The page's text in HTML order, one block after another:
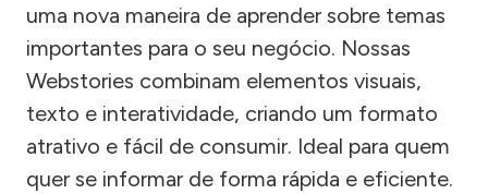
uma nova maneira de aprender sobre temas
importantes para o seu negócio. Nossas
Webstories combinam elementos visuais,
texto e interatividade, criando um formato
atrativo e fácil de consumir. Ideal para quem
quer se informar de forma rápida e eficiente.